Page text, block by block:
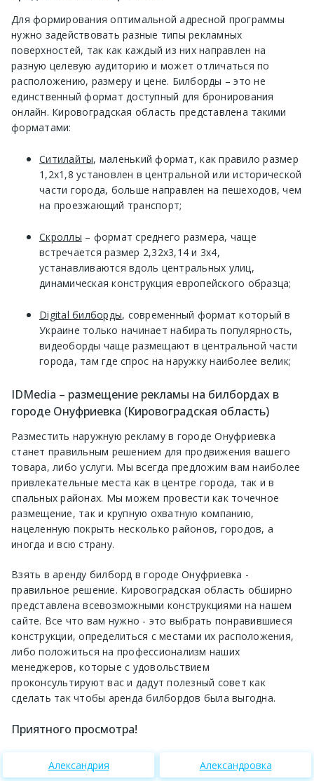
Для формирования оптимальной адресной программы
нужно задействовать разные типы рекламных
поверхностей, так как каждый из них направлен на
разную целевую аудиторию и может отличаться по
расположению, размеру и цене. Билборды – это не
единственный формат доступный для бронирования
онлайн. Кировоградская область представлена такими
форматами:
Ситилайты, маленький формат, как правило размер
1,2х1,8 установлен в центральной или исторической
части города, больше направлен на пешеходов, чем
на проезжающий транспорт;
Скроллы – формат среднего размера, чаще
встречается размер 2,32х3,14 и 3х4,
устанавливаются вдоль центральных улиц,
динамическая конструкция европейского образца;
Digital билборды, современный формат который в
Украине только начинает набирать популярность,
видеоборды чаще размещают в центральной части
города, там где спрос на наружку наиболее велик;
IDMedia – размещение рекламы на билбордах в
городе Онуфриевка (Кировоградская область)
Разместить наружную рекламу в городе Онуфриевка
станет правильным решением для продвижения вашего
товара, либо услуги. Мы всегда предложим вам наиболее
привлекательные места как в центре города, так и в
спальных районах. Мы можем провести как точечное
размещение, так и крупную охватную компанию,
нацеленную покрыть несколько районов, городов, а
иногда и всю страну.
Взять в аренду билборд в городе Онуфриевка -
правильное решение. Кировоградская область обширно
представлена всевозможными конструкциями на нашем
сайте. Все что вам нужно - это выбрать понравившиеся
конструкции, определиться с местами их расположения,
либо положиться на профессионализм наших
менеджеров, которые с удовольствием
проконсультируют вас и дадут полезный совет как
сделать так чтобы аренда билбордов была выгодна.
Приятного просмотра!
Александрия Александровка